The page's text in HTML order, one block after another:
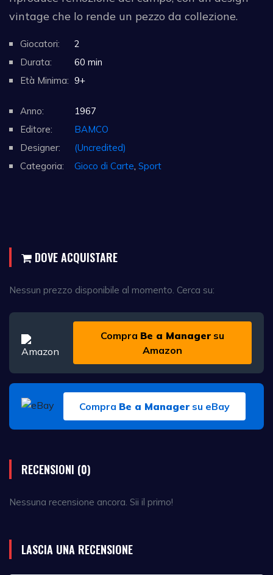
vintage che lo rende un pezzo da collezione.
Giocatori:
2
Durata:
60 min
Età Minima: 9+
Anno:
1967
Editore:
BAMCO
Designer:
(Uncredited)
Categoria:
Gioco di Carte Sport
DOVE ACQUISTARE
Nessun prezzo disponibile al momento. Cerca su:
Compra Be a Manager su
Amazon
Compra Be a Manager su eBay
RECENSIONI (0)
Nessuna recensione ancora. Sii il primo!
LASCIA UNA RECENSIONE